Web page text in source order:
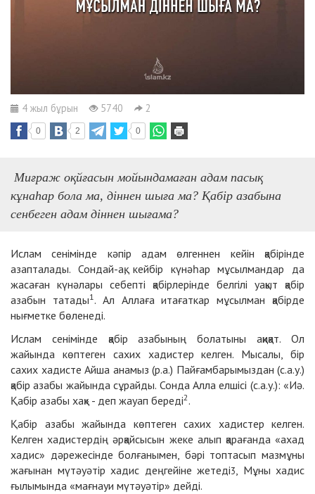
4 жыл бұрын 5740 2
0 2 0
Миғраж оқйғасын мойындамаған адам пасық
кұнаhар бола ма, діннен шыға ма? Қабір азабына
сенбеген адам діннен шығама?
Ислам сенімінде кәпір адам өлгеннен кейін қабірінде
азапталады. Сондай-ақ, кейбір күнәһар мұсылмандар да
жасаған күнәлары себепті қабірлерінде белгілі уақыт қабір
азабын татады1. Ал Аллаға итағаткар мұсылман қабірде
нығметке бөленеді.
Ислам сенімінде қабір азабының болатыны ақиқат. Ол
жайында көптеген сахих хадистер келген. Мысалы, бір
сахих хадисте Айша анамыз (р.а.) Пайғамбарымыздан (с.а.у.)
қабір азабы жайында сұрайды. Сонда Алла елшісі (с.а.у.): «Иә.
Қабір азабы хақ» - деп жауап береді2.
Қабір азабы жайында көптеген сахих хадистер келген.
Келген хадистердің әрқайсысын жеке алып қарағанда «ахад
хадис» дәрежесінде болғанымен, бәрі топтасып мазмұны
жағынан мүтәуәтір хадис деңгейіне жетеді3, Мұны хадис
ғылымында «мағнауи мүтәуәтір» дейді.